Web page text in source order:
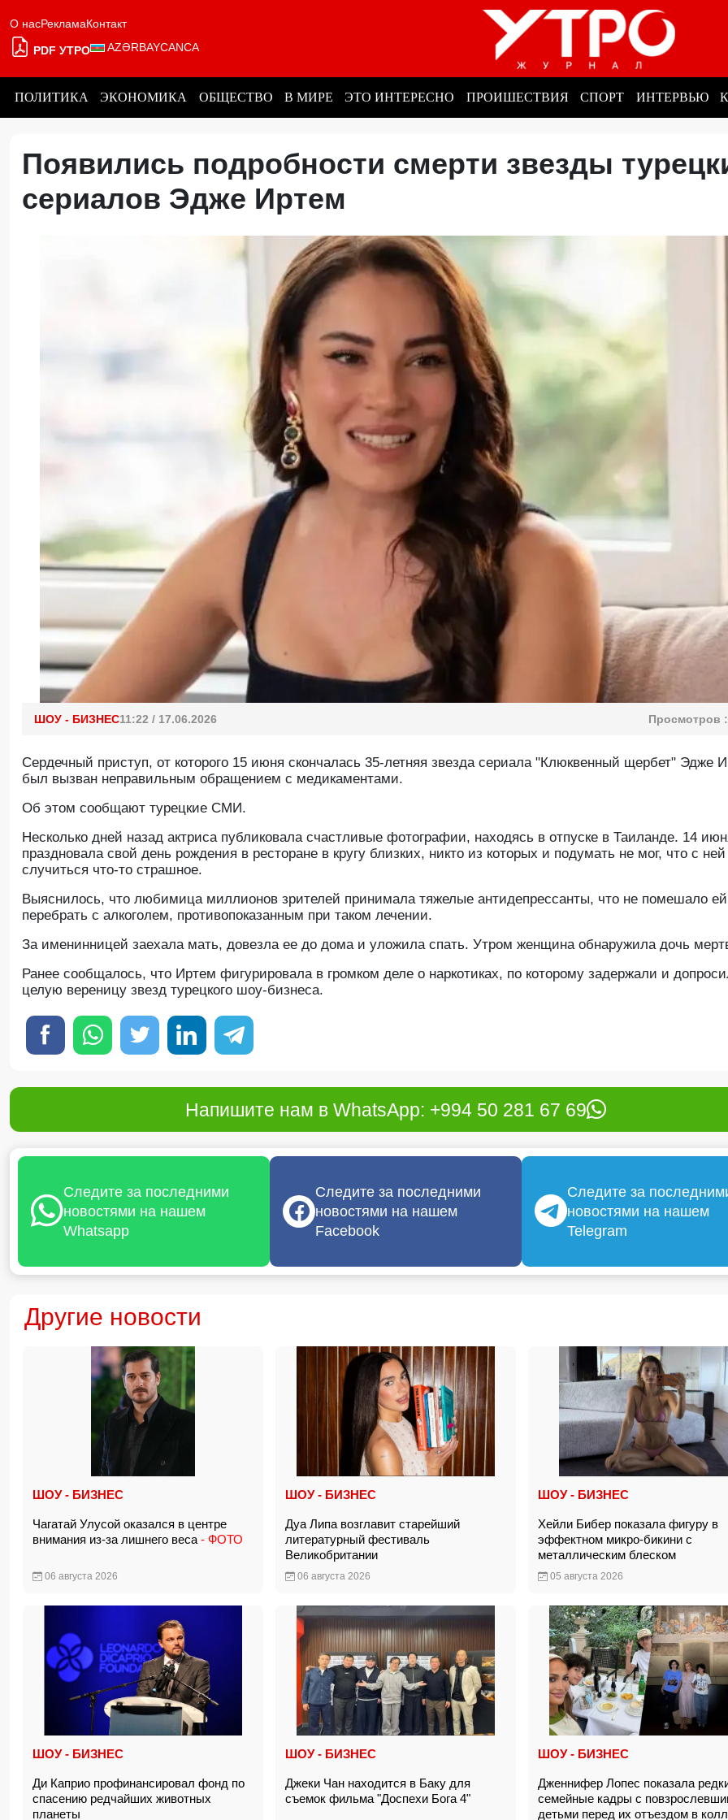
О насРекламаКонтакт
PDF УТРО AZƏRBAYCANCA
ПОЛИТИКА ЭКОНОМИКА ОБЩЕСТВО В МИРЕ ЭТО ИНТЕРЕСНО ПРОИШЕСТВИЯ СПОРТ ИНТЕРВЬЮ
Появились подробности смерти звезды
сериалов Эдже Иртем
ШОУ - БИЗНЕС11:22 / 17.06.2026 Просмотров :
Сердечный приступ, от которого 15 июня скончалась 35-летняя звезда сериала "Клюквенный щербет" Эдже
был вызван неправильным обращением с медикаментами.
Oб этом сообщают турецкие СМИ.
Несколько дней назад актриса публиковала счастливые фотографии, находясь в отпуске в Таиланде. 14
праздновала свой день рождения в ресторане в кругу близких, никто из которых и подумать не мог, что с
случиться что-то страшное.
Выяснилось, что любимица миллионов зрителей принимала тяжелые антидепрессанты, что не помешало ей
перебрать с алкоголем, противопоказанным при таком лечении.
За именинницей заехала мать, довезла ее до дома и уложила спать. Утром женщина обнаружила дочь
Ранее сообщалось, что Иртем фигурировала в громком деле о наркотиках, по которому задержали и
целую вереницу звезд турецкого шоу-бизнеса.
Напишите нам в WhatsApp: +994 50 281 67 69
Следите за последними
новостями на нашем
Whatsapp
Следите за последними
новостями на нашем
Facebook
Следите за
новостями на нашем
Telegram
Другие новости
ШОУ - БИЗНЕС
Чагатай Улусой оказался в центре
внимания из-за лишнего веса - ФОТО
06 августа 2026
ШОУ - БИЗНЕС
Дуа Липа возглавит старейший
литературный фестиваль
Великобритании
06 августа 2026
ШОУ - БИЗНЕС
Хейли Бибер показала фигуру в
эффектном микро-бикини с
металлическим блеском
05 августа 2026
ШОУ - БИЗНЕС
Ди Каприо профинансировал фонд по
спасению редчайших животных
планеты
ШОУ - БИЗНЕС
Джеки Чан находится в Баку для
съемок фильма "Доспехи Бога 4"
ШОУ - БИЗНЕС
Дженнифер Лопес показала
семейные кадры с
детьми перед их отъездом в